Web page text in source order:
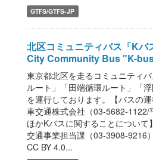
GTFS/GTFS-JP
北区コミュニティバス「K
City Community Bus "K-
東京都北区を走るコミュニティ
ルート」「田端循環ルート」「
を運行しております。【バスの
車交通株式会社（03-5682-1122/
ほかKバスに関することについて
交通事業担当課（03-3908-9216
CC BY 4.0...